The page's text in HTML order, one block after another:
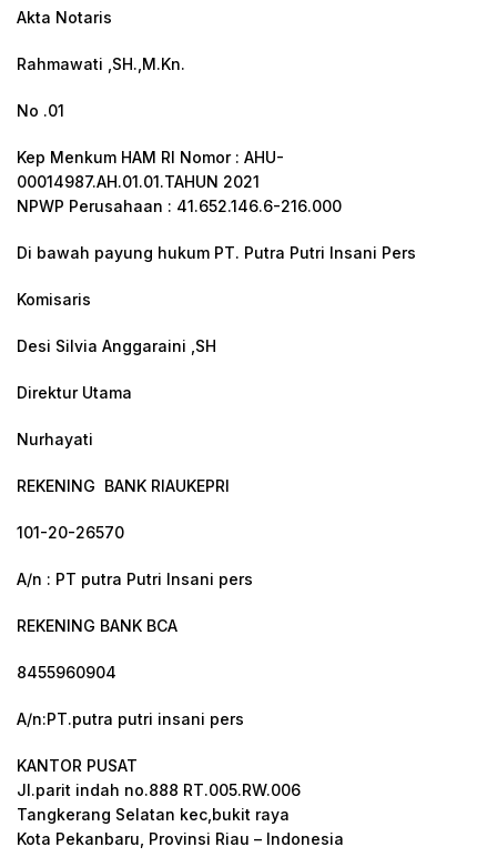
Akta Notaris
Rahmawati ,SH.,M.Kn.
No .01
Kep Menkum HAM RI Nomor : AHU-
00014987.AH.01.01.TAHUN 2021
NPWP Perusahaan : 41.652.146.6-216.000
Di bawah payung hukum PT. Putra Putri Insani Pers
Komisaris
Desi Silvia Anggaraini ,SH
Direktur Utama
Nurhayati
REKENING BANK RIAUKEPRI
101-20-26570
A/n : PT putra Putri Insani pers
REKENING BANK BCA
8455960904
A/n:PT.putra putri insani pers
KANTOR PUSAT
Jl.parit indah no.888 RT.005.RW.006
Tangkerang Selatan kec,bukit raya
Kota Pekanbaru, Provinsi Riau – Indonesia